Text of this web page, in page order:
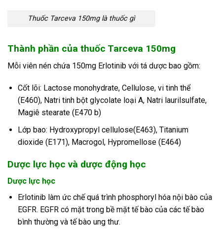
Thuốc Tarceva 150mg là thuốc gì
Thành phần của thuốc Tarceva 150mg
Mỗi viên nén chứa 150mg Erlotinib với tá dược bao gồm:
Cốt lõi: Lactose monohydrate, Cellulose, vi tinh thể
(E460), Natri tinh bột glycolate loại A, Natri laurilsulfate,
Magiê stearate (E470 b)
Lớp bao: Hydroxypropyl cellulose(E463), Titanium
dioxide (E171), Macrogol, Hypromellose (E464)
Dược lực học và dược động học
Dược lực học
Erlotinib làm ức chế quá trình phosphoryl hóa nội bào của
EGFR. EGFR có mặt trong bề mặt tế bào của các tế bào
bình thường và tế bào ung thư.